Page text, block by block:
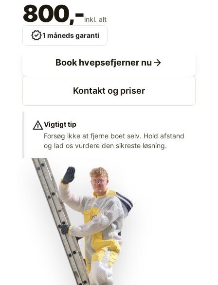
800,-inkl. alt
verified1 måneds garanti
Book hvepsefjerner nu arrow_forward
Kontakt og priser
warningVigtigt tip
Forsøg ikke at fjerne boet selv. Hold afstand
og lad os vurdere den sikreste løsning.